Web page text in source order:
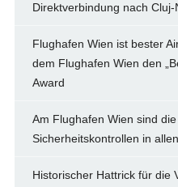
Direktverbindung nach Cluj-
Flughafen Wien ist bester
dem Flughafen Wien den
Award
Am Flughafen Wien sind
Sicherheitskontrollen in
Historischer Hattrick für die